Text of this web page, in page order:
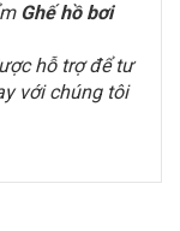
Ghế hồ bơi
hỗ trợ để tư
với chúng tôi